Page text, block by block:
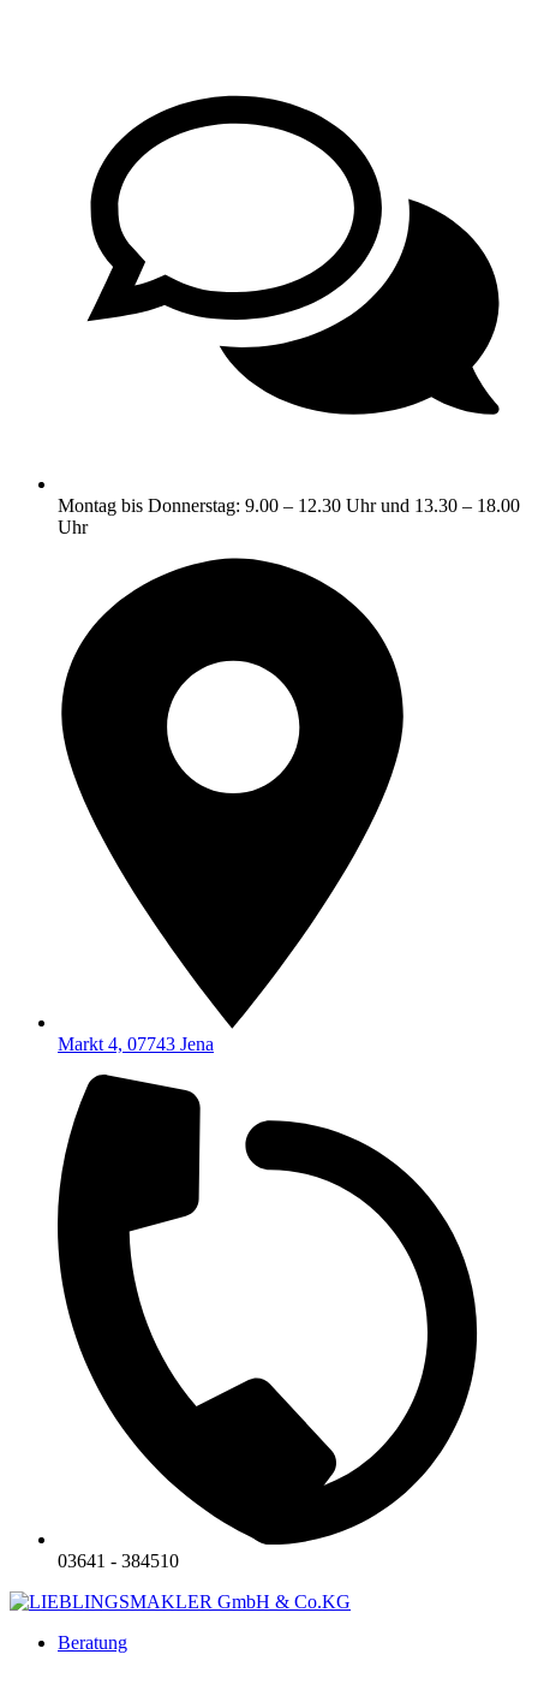
Montag bis Donnerstag: 9.00 – 12.30 Uhr und 13.30 – 18.00
Uhr
Markt 4, 07743 Jena
03641 - 384510
Beratung